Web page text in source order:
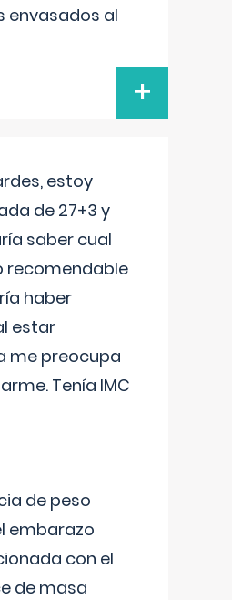
envasados al
+
estoy
de 27+3 y
saber cual
recomendable
haber
estar
me preocupa
Tenía IMC
de peso
embarazo
con el
de masa